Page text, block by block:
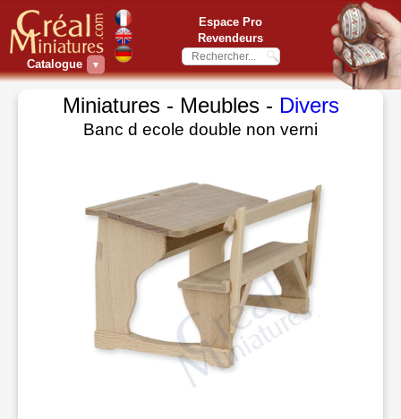
Catalogue ▼
Espace Pro
Revendeurs
Miniatures - Meubles - Divers
Banc d ecole double non verni